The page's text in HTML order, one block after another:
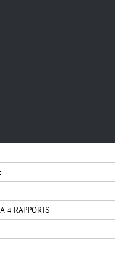
4 RAPPORTS